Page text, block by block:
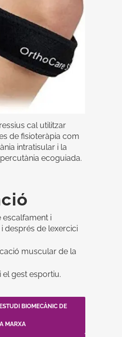
cal utilitzar
de fisioteràpia com
intratisular i la
ecoguiada.
escalfament i
després de lexercici
muscular de la
el gest esportiu.
BIOMECÀNIC DE
MARXA